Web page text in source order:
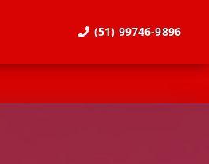
(51) 99746-9896